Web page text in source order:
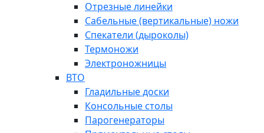
Отрезные линейки
Сабельные (вертикальные) ножи
Спекатели (дыроколы)
Термоножи
Электроножницы
ВТО
Гладильные доски
Консольные столы
Парогенераторы